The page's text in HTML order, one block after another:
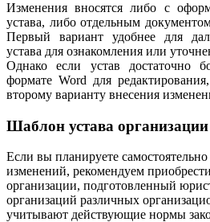
Изменения вносятся либо с
устава, либо отдельным
Первый вариант удобнее для
устава для ознакомления или
Однако если устав достаточно
формате Word для
второму варианту внесения
Шаблон устава организации
Если вы планируете
изменений, рекомендуем
организации, подготовленный
организаций различных
учитывают действующие нормы